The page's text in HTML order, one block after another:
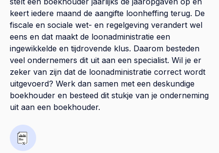
keert iedere maand de aangifte loonheffing terug. De
fiscale en sociale wet- en regelgeving verandert wel
eens en dat maakt de loonadministratie een
ingewikkelde en tijdrovende klus. Daarom besteden
veel ondernemers dit uit aan een specialist. Wil je er
zeker van zijn dat de loonadministratie correct wordt
uitgevoerd? Werk dan samen met een deskundige
boekhouder en besteed dit stukje van je onderneming
uit aan een boekhouder.